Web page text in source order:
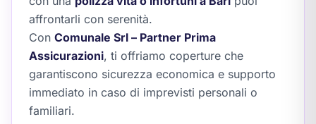
affrontarli con serenità.
Con Comunale Srl – Partner Prima
Assicurazioni, ti offriamo coperture che
garantiscono sicurezza economica e supporto
immediato in caso di imprevisti personali o
familiari.